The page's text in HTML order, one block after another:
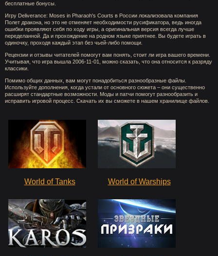
бесплатные бонусы.
Игру Deliverance: Moses in Pharaoh's Courts в России локализовала компания
Полет дракона, но это не отменяет необходимости русификатора, ведь иногда
ошибки проявляют себя по ходу игры, а оригинальная версия всегда лучше
переделанной. Да и прохождение на родном языке приятнее. Вы будете играть в
одиночку, проходя каждый этап без чьей-либо помощи.
Рецензии и отзывы читателей помогут вам понять, стоит ли игра вашего времени.
Учитывая, что игра вышла 2006-11-01, можно сказать, что она относится к разряду
классики.
Помимо общих данных, вам могут понадобиться разнообразные файлы.
Используйте дополнения, когда устали от основного сюжета – они существенно
расширят стандартные возможности. Моды и патчи помогут разнообразить и
исправить игровой процесс. Скачать их вы сможете в нашем хранилище файлов.
World of Tanks World of Warships